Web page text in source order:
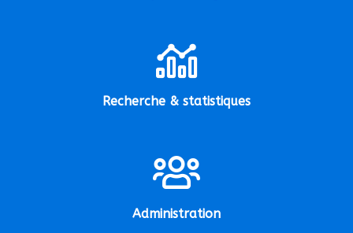
Recherche & statistiques
Administration